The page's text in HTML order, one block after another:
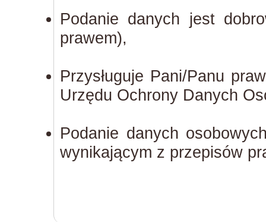
Podanie danych jest
prawem),
Przysługuje Pani/Panu
Urzędu Ochrony Danych
Podanie danych
wynikającym z przepisów